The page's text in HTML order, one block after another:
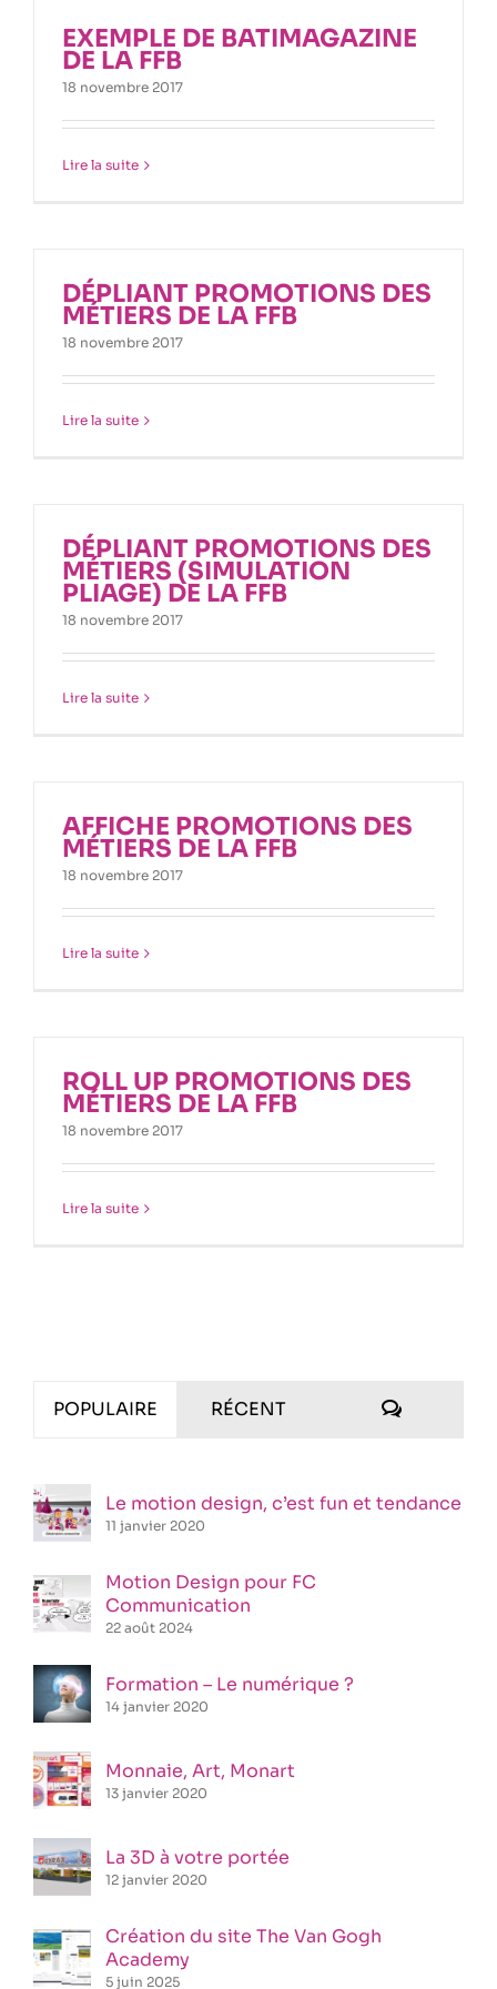
EXEMPLE DE BATIMAGAZINE
DE LA FFB
18 novembre 2017
Lire la suite
DÉPLIANT PROMOTIONS DES
MÉTIERS DE LA FFB
18 novembre 2017
Lire la suite
DÉPLIANT PROMOTIONS DES
MÉTIERS (SIMULATION
PLIAGE) DE LA FFB
18 novembre 2017
Lire la suite
AFFICHE PROMOTIONS DES
MÉTIERS DE LA FFB
18 novembre 2017
Lire la suite
ROLL UP PROMOTIONS DES
MÉTIERS DE LA FFB
18 novembre 2017
Lire la suite
POPULAIRE RÉCENT
Le motion design, c’est fun et tendance
11 janvier 2020
Motion Design pour FC
Communication
22 août 2024
Formation – Le numérique ?
14 janvier 2020
Monnaie, Art, Monart
13 janvier 2020
La 3D à votre portée
12 janvier 2020
Création du site The Van Gogh
Academy
5 juin 2025